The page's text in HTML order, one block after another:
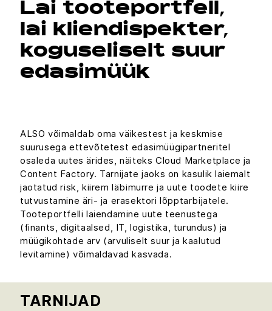
Lai tooteportfell,
lai kliendispekter,
koguseliselt suur
edasimüük
ALSO võimaldab oma väikestest ja keskmise
suurusega ettevõtetest edasimüügipartneritel
osaleda uutes ärides, näiteks Cloud Marketplace ja
Content Factory. Tarnijate jaoks on kasulik laiemalt
jaotatud risk, kiirem läbimurre ja uute toodete kiire
tutvustamine äri- ja erasektori lõpptarbijatele.
Tooteportfelli laiendamine uute teenustega
(finants, digitaalsed, IT, logistika, turundus) ja
müügikohtade arv (arvuliselt suur ja kaalutud
levitamine) võimaldavad kasvada.
TARNIJAD